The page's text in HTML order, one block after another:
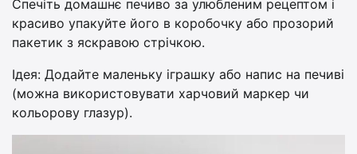
Спечіть домашнє печиво за улюбленим рецептом і
красиво упакуйте його в коробочку або прозорий
пакетик з яскравою стрічкою.
Ідея: Додайте маленьку іграшку або напис на печиві
(можна використовувати харчовий маркер чи
кольорову глазур).